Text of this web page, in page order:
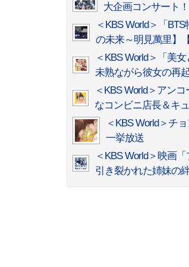
大企画コンサート！
＜KBS World＞「
の未来～明見萬里】
＜KBS World＞「美
未熟ながら彼女の再
＜KBS World＞アン
なコンビニ店長＆キ
＜KBS World＞チ
一挙放送
＜KBS World＞映画
引き裂かれた姉妹の